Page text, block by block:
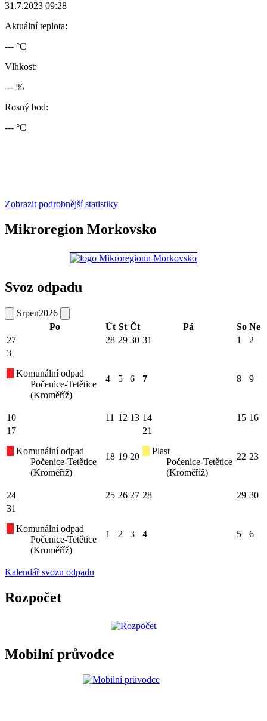
31.7.2023 09:28
Aktuální teplota:
--- °C
Vlhkost:
--- %
Rosný bod:
--- °C
Zobrazit podrobnější statistiky
Mikroregion Morkovsko
Svoz odpadu
Srpen2026
Po
Út St Čt Pá So Ne
27
28 29 30 31 1
2
3
Komunální odpad
Počenice-Tetětice
(Kroměříž)
4 5 6 7 8 9
10 11 12 13 14 15 16
17
Komunální odpad
Počenice-Tetětice
(Kroměříž)
18 19 20
21
Plast
Počenice-Tetětice
(Kroměříž)
22 23
24 25 26 27 28 29 30
31
Komunální odpad
Počenice-Tetětice
(Kroměříž)
1 2 3 4 5 6
Kalendář svozu odpadu
Rozpočet
Mobilní průvodce